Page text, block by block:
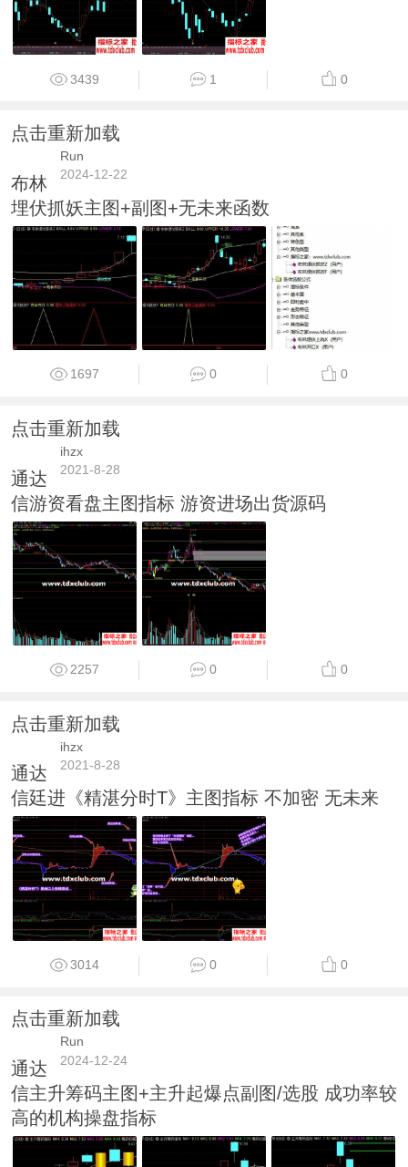
3439 1 0
点击重新加载
Run
2024-12-22
布林
埋伏抓妖主图+副图+无未来函数
1697 0 0
点击重新加载
ihzx
2021-8-28
通达
信游资看盘主图指标 游资进场出货源码
2257 0 0
点击重新加载
ihzx
2021-8-28
通达
信廷进《精湛分时T》主图指标 不加密 无未来
3014 0 0
点击重新加载
Run
2024-12-24
通达
信主升筹码主图+主升起爆点副图/选股 成功率较
高的机构操盘指标